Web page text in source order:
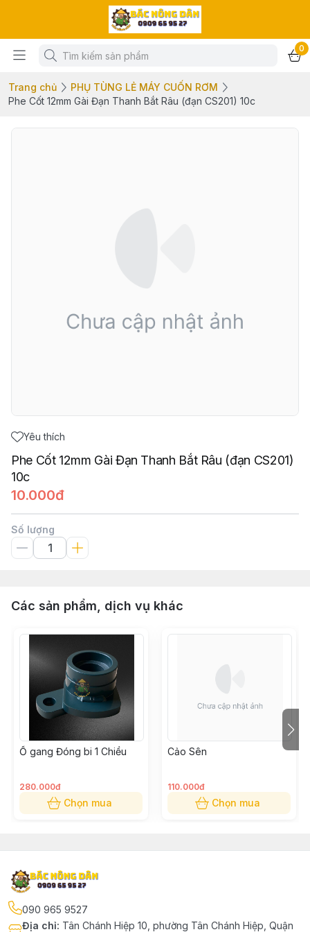
0
Trang chủ
PHỤ TÙNG LẺ MÁY CUỐN RƠM
Phe Cốt 12mm Gài Đạn Thanh Bắt Râu (đạn CS201) 10c
Yêu thích
Phe Cốt 12mm Gài Đạn Thanh Bắt Râu (đạn CS201)
10c
10.000đ
Số lượng
Các sản phẩm, dịch vụ khác
Ổ gang Đóng bi 1 Chiều
280.000đ
Chọn mua
Cảo Sên
110.000đ
Chọn mua
090 965 9527
Địa chỉ: Tân Chánh Hiệp 10, phường Tân Chánh Hiệp, Quận